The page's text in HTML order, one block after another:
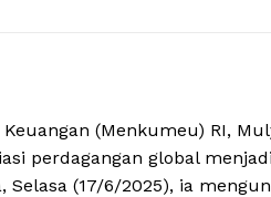
(Menkumeu) RI,
perdagangan global
Selasa (17/6/2025), ia